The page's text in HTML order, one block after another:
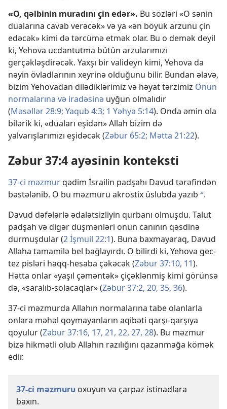
«O, qəlbinin muradını çin edər». Bu sözləri «O sənin
dualarına cavab verəcək» və ya «ən böyük arzunu çin
edəcək» kimi də tərcümə etmək olar. Bu o demək deyil
ki, Yehova ucdantutma bütün arzularımızı
gerçəkləşdirəcək. Yaxşı bir valideyn kimi, Yehova da
nəyin övladlarının xeyrinə olduğunu bilir. Bundan əlavə,
bizim Yehovadan dilədiklərimiz və həyat tərzimiz Onun
normalarına və iradəsinə uyğun olmalıdır
(Məsəllər 28:9; Yaqub 4:3; 1 Yəhya 5:14). Onda əmin ola
bilərik ki, «duaları eşidən» Allah bizim də
yalvarışlarımızı eşidəcək (Zəbur 65:2; Mətta 21:22).
Zəbur 37:4 ayəsinin konteksti
37-ci məzmurqədim İsrailin padşahı Davud tərəfindən
bəstələnib. O bu məzmuru akrostix üslubda yazıb b.
Davud dəfələrlə ədalətsizliyin qurbanı olmuşdu. Talut
padşah və digər düşmənləri onun canının qəsdinə
durmuşdular (2 İşmuil 22:1). Buna baxmayaraq, Davud
Allaha tamamilə bel bağlayırdı. O bilirdi ki, Yehova gec-
tez pisləri haqq-hesaba çəkəcək (Zəbur 37:10, 11).
Hətta onlar «yaşıl çəməntək» çiçəklənmiş kimi görünsə
də, «saralıb-solacaqlar» (Zəbur 37:2, 20, 35, 36).
37-ci məzmurda Allahın normalarına tabe olanlarla
onlara məhəl qoymayanların aqibəti qarşı-qarşıya
qoyulur (Zəbur 37:16, 17, 21, 22, 27, 28). Bu məzmur
bizə hikmətli olub Allahın razılığını qazanmağa kömək
edir.
37-ci məzmuru oxuyun və çarpaz istinadlara
baxın.